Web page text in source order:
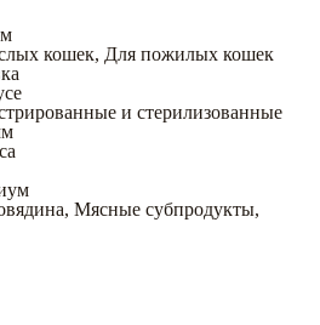
кошек, Для пожилых кошек
и стерилизованные
, Мясные субпродукты,